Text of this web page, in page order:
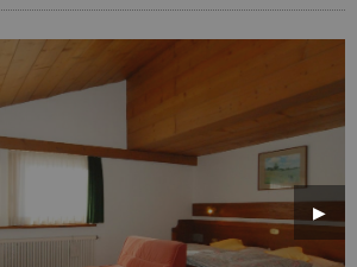
Next
Slide
▶︎